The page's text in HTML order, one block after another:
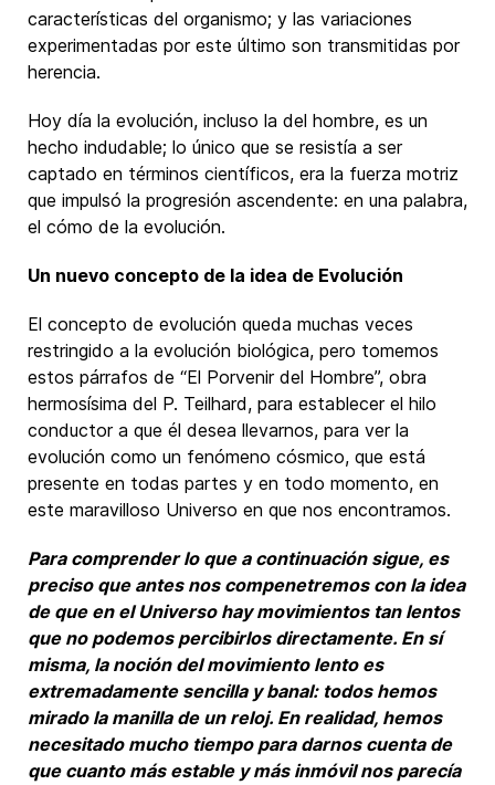
características del organismo; y las variaciones
experimentadas por este último son transmitidas por
herencia.
Hoy día la evolución, incluso la del hombre, es un
hecho indudable; lo único que se resistía a ser
captado en términos científicos, era la fuerza motriz
que impulsó la progresión ascendente: en una palabra,
el cómo de la evolución.
Un nuevo concepto de la idea de Evolución
El concepto de evolución queda muchas veces
restringido a la evolución biológica, pero tomemos
estos párrafos de “El Porvenir del Hombre”, obra
hermosísima del P. Teilhard, para establecer el hilo
conductor a que él desea llevarnos, para ver la
evolución como un fenómeno cósmico, que está
presente en todas partes y en todo momento, en
este maravilloso Universo en que nos encontramos.
Para comprender lo que a continuación sigue, es
preciso que antes nos compenetremos con la idea
de que en el Universo hay movimientos tan lentos
que no podemos percibirlos directamente. En sí
misma, la noción del movimiento lento es
extremadamente sencilla y banal: todos hemos
mirado la manilla de un reloj. En realidad, hemos
necesitado mucho tiempo para darnos cuenta de
que cuanto más estable y más inmóvil nos parecía